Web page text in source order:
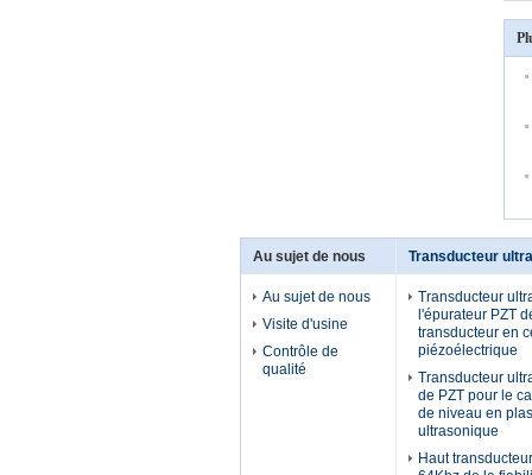
Au sujet de nous
Au sujet de nous
Visite d'usine
Contrôle de
qualité
Transducteur
Transducteur
l'épurateur PZT
transducteur en
piézoélectrique
Transducteur
de PZT pour le
de niveau en
ultrasonique
Haut